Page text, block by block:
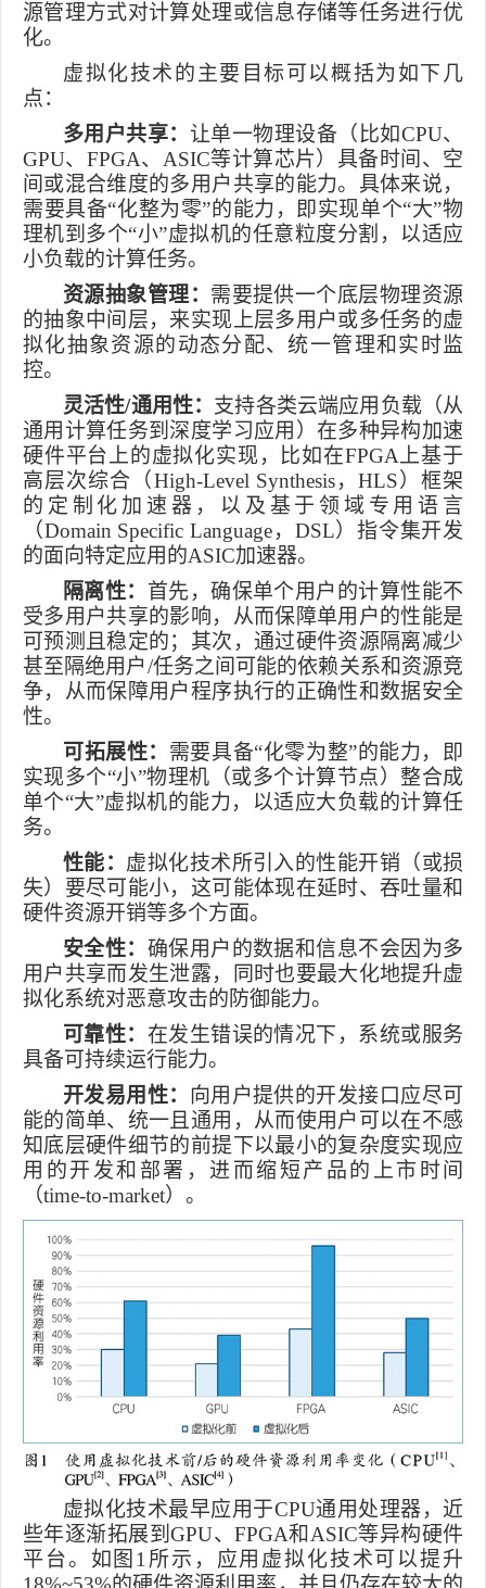
源管理方式对计算处理或信息存储等任务进行优
化。
虚拟化技术的主要目标可以概括为如下几
点：
多用户共享： 让单一物理设备（比如CPU、
GPU、 FPGA、 ASIC等计算芯片）具备时间、空
间或混合维度的多用户共享的能力。具体来说，
需要具备“化整为零”的能力，即实现单个“大”物
理机到多个“小”虚拟机的任意粒度分割，以适应
小负载的计算任务。
资源抽象管理： 需要提供一个底层物理资源
的抽象中间层，来实现上层多用户或多任务的虚
拟化抽象资源的动态分配、统一管理和实时监
控。
灵活性/通用性： 支持各类云端应用负载（从
通用计算任务到深度学习应用）在多种异构加速
硬件平台上的虚拟化实现，比如在FPGA 上基于
高层次综合（High-Level Synthesis， HLS）框架
的定制化加速器，以及基于领域专用语言
（Domain Specific Language， DSL）指令集开发
的面向特定应用的ASIC加速器。
隔离性： 首先，确保单个用户的计算性能不
受多用户共享的影响，从而保障单用户的性能是
可预测且稳定的；其次，通过硬件资源隔离减少
甚至隔绝用户/任务之间可能的依赖关系和资源竞
争，从而保障用户程序执行的正确性和数据安全
性。
可拓展性： 需要具备“化零为整”的能力，即
实现多个“小”物理机（或多个计算节点）整合成
单个“大”虚拟机的能力，以适应大负载的计算任
务。
性能： 虚拟化技术所引入的性能开销（或损
失）要尽可能小，这可能体现在延时、吞吐量和
硬件资源开销等多个方面。
安全性： 确保用户的数据和信息不会因为多
用户共享而发生泄露，同时也要最大化地提升虚
拟化系统对恶意攻击的防御能力。
可靠性： 在发生错误的情况下，系统或服务
具备可持续运行能力。
开发易用性：
向用户提供的开发接口应尽可
能的简单、统一且通用，从而使用户可以在不感
知底层硬件细节的前提下以最小的复杂度实现应
用的开发和部署，进而缩短产品的上市时间
（time-to-market）。
虚拟化技术最早应用于CPU通用处理器，近
些年逐渐拓展到GPU、 FPGA和 ASIC等异构硬件
平台。如图 1 所示，应用虚拟化技术可以提升